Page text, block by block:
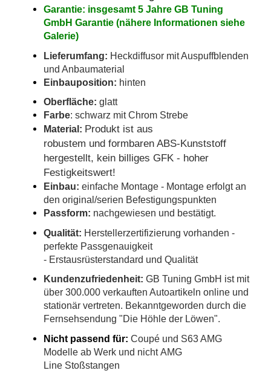
Garantie: insgesamt 5 Jahre GB Tuning
GmbH Garantie (nähere Informationen siehe
Galerie)
Lieferumfang: Heckdiffusor mit Auspuffblenden
und Anbaumaterial
Einbauposition: hinten
Oberfläche: glatt
Farbe: schwarz mit Chrom Strebe
Material: Produkt ist aus
robustem und formbaren ABS-Kunststoff
hergestellt, kein billiges GFK - hoher
Festigkeitswert!
Einbau: einfache Montage - Montage erfolgt an
den original/serien Befestigungspunkten
Passform: nachgewiesen und bestätigt.
Qualität: Herstellerzertifizierung vorhanden -
perfekte Passgenauigkeit
- Erstausrüsterstandard und Qualität
Kundenzufriedenheit: GB Tuning GmbH ist mit
über 300.000 verkauften Autoartikeln online und
stationär vertreten. Bekanntgeworden durch die
Fernsehsendung "Die Höhle der Löwen".
Nicht passend für: Coupé und S63 AMG
Modelle ab Werk und nicht AMG
Line Stoßstangen